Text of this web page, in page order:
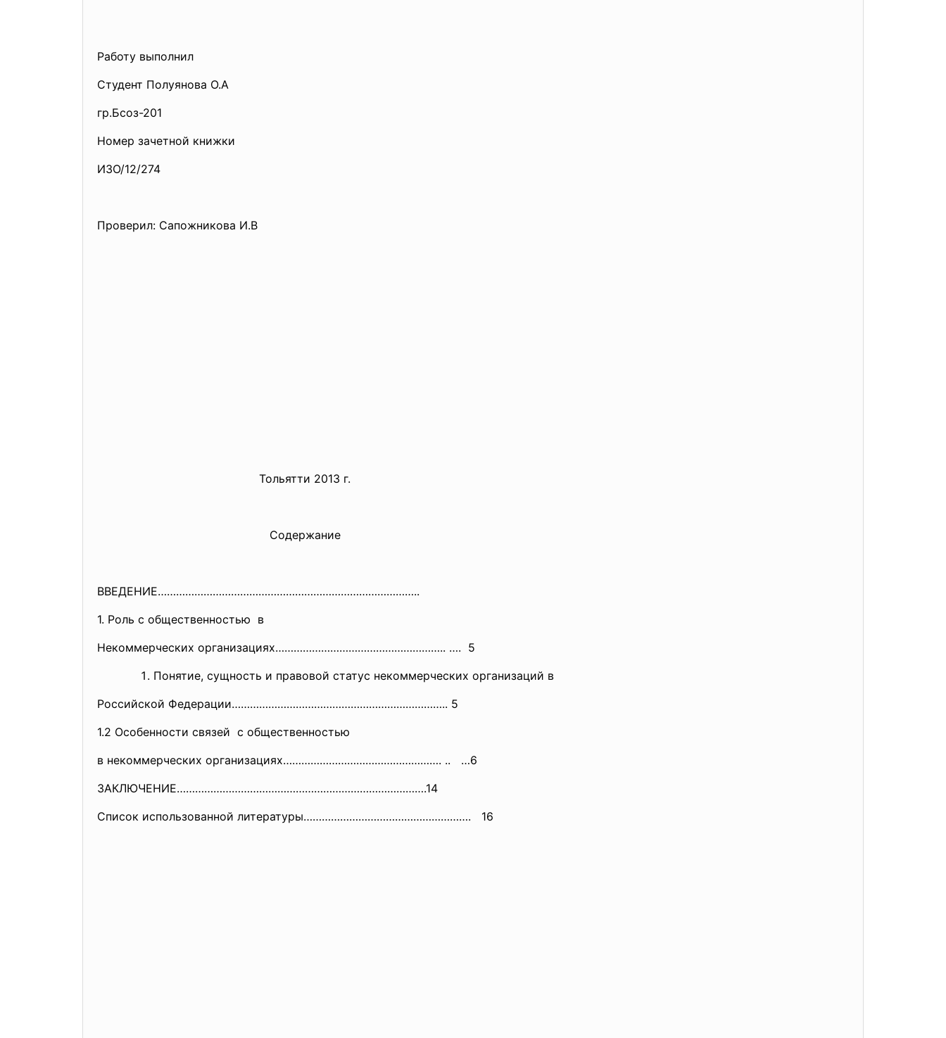
Работу выполнил
Студент Полуянова О.А
гр.Бсоз-201
Номер зачетной книжки
ИЗО/12/274
Проверил: Сапожникова И.В
Тольятти 2013 г.
Содержание
ВВЕДЕНИЕ…………………………………………………………………………..
1. Роль с общественностью в
Некоммерческих организациях……………………………………………….. …. 5
Понятие, сущность и правовой статус некоммерческих организаций в
Российской Федерации…………………………………………………………….. 5
1.2 Особенности связей с общественностью
в некоммерческих организациях……………………………………………. .. …6
ЗАКЛЮЧЕНИЕ……………………………………………………………………….14
Список использованной литературы……………………………………………….
16